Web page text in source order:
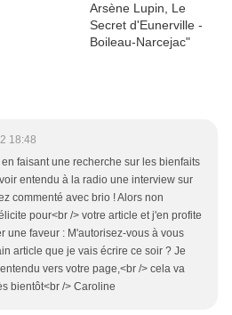
18:48
en faisant une recherche sur les bienfaits
entendu à la radio une interview sur
commenté avec brio ! Alors non
pour<br /> votre article et j'en profite
une faveur : M'autorisez-vous à vous
article que je vais écrire ce soir ? Je
vers votre page,<br /> cela va
bientôt<br /> Caroline